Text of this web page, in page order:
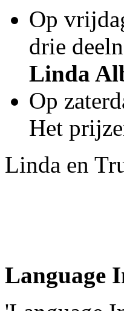
Op
drie
Linda
Op
Het
Linda en
Language